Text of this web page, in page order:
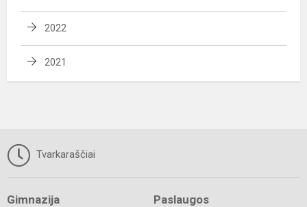
2022
2021
Tvarkaraščiai
Gimnazija Paslaugos